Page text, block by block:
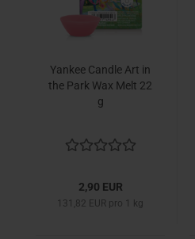
Yankee Candle Art in
the Park Wax Melt 22
g
2,90 EUR
131,82 EUR pro 1 kg